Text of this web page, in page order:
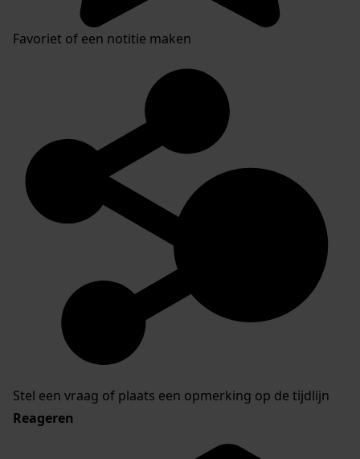
Favoriet of een notitie maken
Stel een vraag of plaats een opmerking op de tijdlijn
Reageren